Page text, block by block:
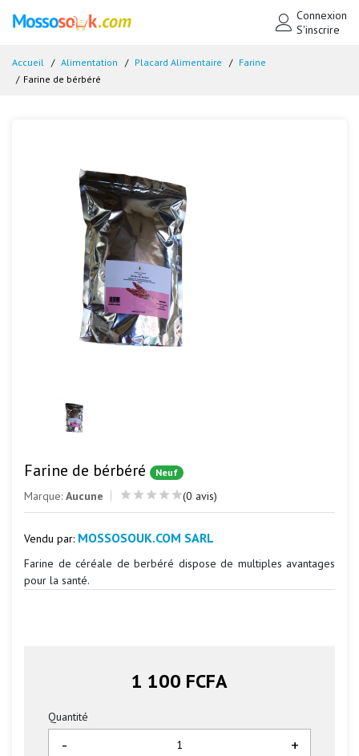
Connexion
S'inscrire
Accueil Alimentation Placard Alimentaire
Farine
Farine de bérbéré
Farine de bérbéré Neuf
Marque: Aucune (0 avis)
Vendu par: MOSSOSOUK.COM SARL
Farine de céréale de berbéré dispose de multiples avantages
pour la santé.
1 100 FCFA
Quantité
+
-